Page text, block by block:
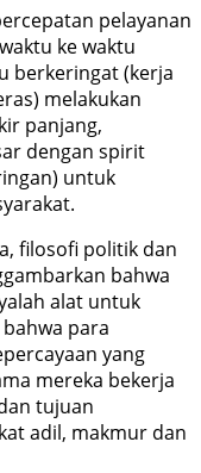
pelayanan
ke waktu
berkeringat (kerja
melakukan
panjang,
dengan spirit
untuk
filosofi politik dan
bahwa
alat untuk
para
yang
mereka bekerja
tujuan
adil, makmur dan